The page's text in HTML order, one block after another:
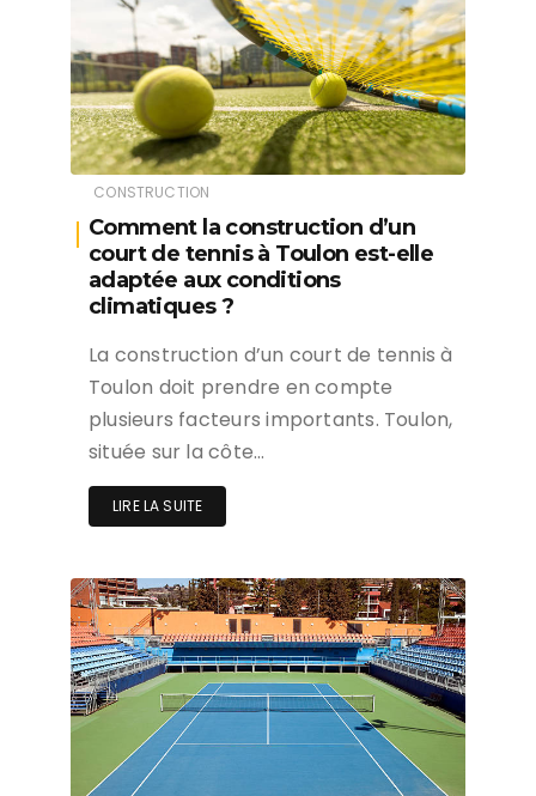
CONSTRUCTION
Comment la construction d’un
court de tennis à Toulon est-elle
adaptée aux conditions
climatiques ?
La construction d’un court de tennis à
Toulon doit prendre en compte
plusieurs facteurs importants. Toulon,
située sur la côte…
LIRE LA SUITE